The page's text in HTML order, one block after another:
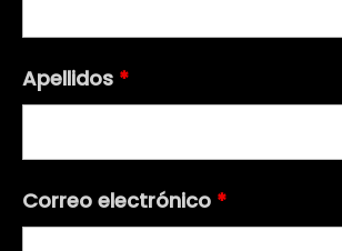
Apellidos *
Correo electrónico *